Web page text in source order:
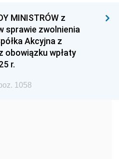
1994
1991
1988
MINISTRÓW z
sprawie zwolnienia
Akcyjna z
obowiązku wpłaty
r.
1058